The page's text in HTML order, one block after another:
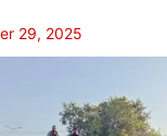
29, 2025